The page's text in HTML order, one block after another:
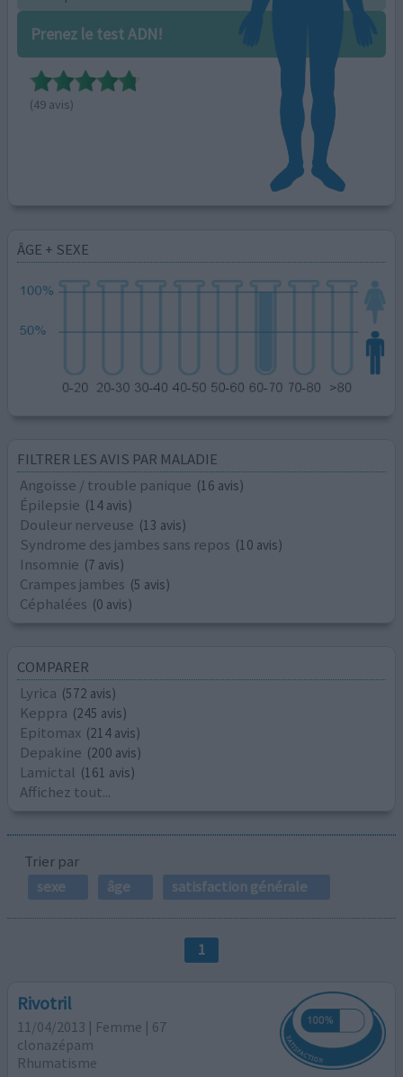
Prenez le test ADN!
(49 avis)
ÂGE + SEXE
FILTRER LES AVIS PAR MALADIE
Angoisse / trouble panique (16 avis)
Épilepsie (14 avis)
Douleur nerveuse (13 avis)
Syndrome des jambes sans repos (10 avis)
Insomnie (7 avis)
Crampes jambes (5 avis)
Céphalées (0 avis)
COMPARER
Lyrica (572 avis)
Keppra (245 avis)
Epitomax (214 avis)
Depakine (200 avis)
Lamictal (161 avis)
Affichez tout...
Trier par
sexe
âge satisfaction générale
1
Rivotril
11/04/2013 | Femme | 67
clonazépam
Rhumatisme